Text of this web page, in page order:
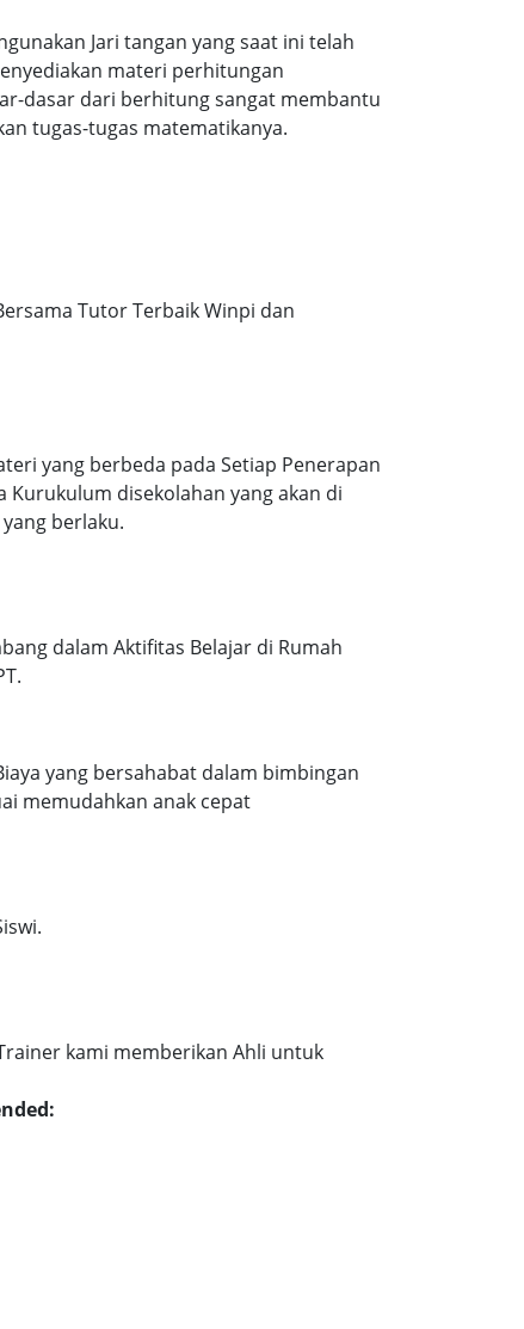
Jari tangan yang saat ini telah
materi perhitungan
dasar dari berhitung sangat membantu
tugas-tugas matematikanya.
Tutor Terbaik Winpi dan
yang berbeda pada Setiap Penerapan
disekolahan yang akan di
berlaku.
dalam Aktifitas Belajar di Rumah
yang bersahabat dalam bimbingan
memudahkan anak cepat
kami memberikan Ahli untuk